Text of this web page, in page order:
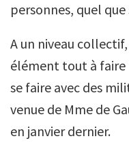
personnes, quel
A un niveau
élément tout à
se faire avec des
venue de Mme de
en janvier dernier.